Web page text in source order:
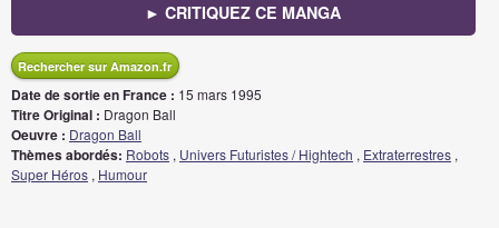
► CRITIQUEZ CE MANGA
Rechercher sur Amazon.fr
Date de sortie en France : 15 mars 1995
Titre Original : Dragon Ball
Oeuvre : Dragon Ball
Thèmes abordés: Robots , Univers Futuristes / Hightech , Extraterrestres ,
Super Héros , Humour